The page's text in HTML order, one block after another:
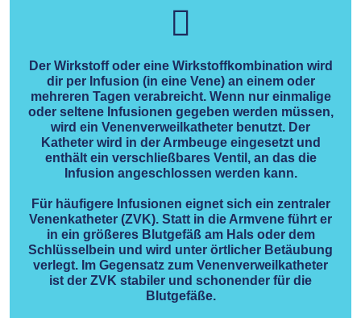
Der Wirkstoff oder eine Wirkstoffkombination wird
dir per Infusion (in eine Vene) an einem oder
mehreren Tagen verabreicht. Wenn nur einmalige
oder seltene Infusionen gegeben werden müssen,
wird ein Venenverweilkatheter benutzt. Der
Katheter wird in der Armbeuge eingesetzt und
enthält ein verschließbares Ventil, an das die
Infusion angeschlossen werden kann.
Für häufigere Infusionen eignet sich ein zentraler
Venenkatheter (ZVK). Statt in die Armvene führt er
in ein größeres Blutgefäß am Hals oder dem
Schlüsselbein und wird unter örtlicher Betäubung
verlegt. Im Gegensatz zum Venenverweilkatheter
ist der ZVK stabiler und schonender für die
Blutgefäße.